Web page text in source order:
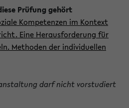
Kompetenzen im Kontext
Eine Herausforderung für
Methoden der individuellen
darf nicht vorstudiert